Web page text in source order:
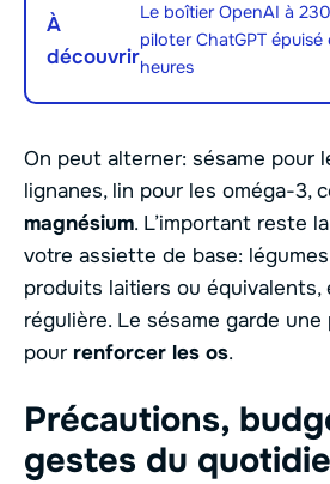
À
découvrir
Le boîtier OpenAI à
piloter ChatGPT épuisé
heures
On peut alterner: sésame pour
lignanes, lin pour les oméga-3,
magnésium. L’important reste
votre assiette de base:
produits laitiers ou équivalents,
régulière. Le sésame garde
pour renforcer les os.
Précautions,
gestes du